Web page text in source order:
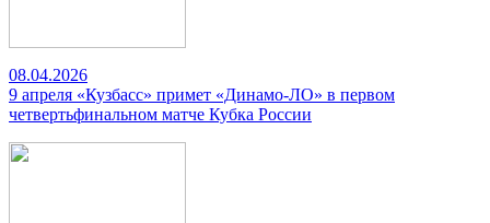
08.04.2026
9 апреля «Кузбасс» примет «Динамо-ЛО» в первом
четвертьфинальном матче Кубка России